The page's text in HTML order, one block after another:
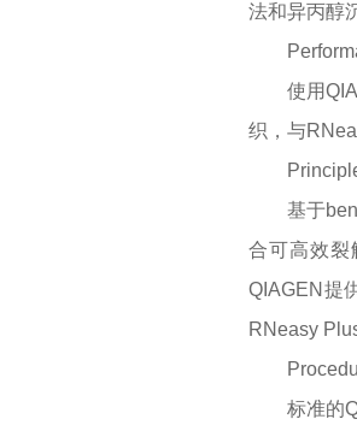
法和异丙醇
使用
织，与
基于
合可高效裂
QIAGEN提
RNeasy
标准的